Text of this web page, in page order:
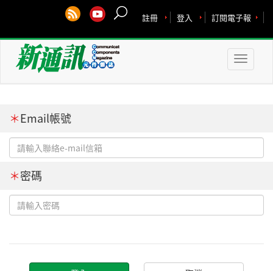
訂閱電子報
登入
註冊
Toggle
＊Email帳號
＊密碼